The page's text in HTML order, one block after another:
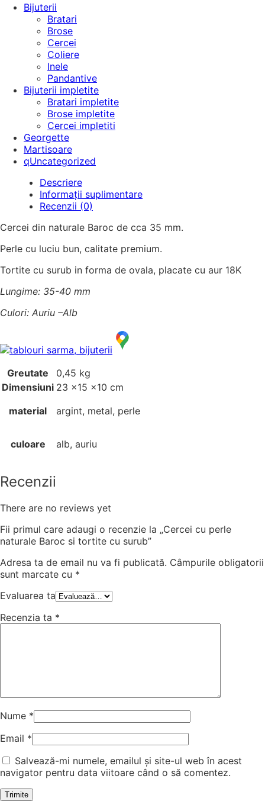
cu
surub
Bijuterii
Bratari
Brose
Cercei
Coliere
Inele
Pandantive
Bijuterii impletite
Bratari impletite
Brose impletite
Cercei impletiti
Georgette
Martisoare
qUncategorized
Descriere
Informații suplimentare
Recenzii (0)
Cercei din naturale Baroc de cca 35 mm.
Perle cu luciu bun, calitate premium.
Tortite cu surub in forma de ovala, placate cu aur 18K
Lungime: 35-40 mm
Culori: Auriu –Alb
Greutate
0,45 kg
Dimensiuni 23 ×15 ×10 cm
material
argint, metal, perle
culoare alb, auriu
Recenzii
There are no reviews yet
Fii primul care adaugi o recenzie la „Cercei cu perle
naturale Baroc si tortite cu surub”
Adresa ta de email nu va fi publicată. Câmpurile obligatorii
sunt marcate cu *
Evaluarea ta
Recenzia ta *
Nume *
Email *
Salvează-mi numele, emailul și site-ul web în acest
navigator pentru data viitoare când o să comentez.